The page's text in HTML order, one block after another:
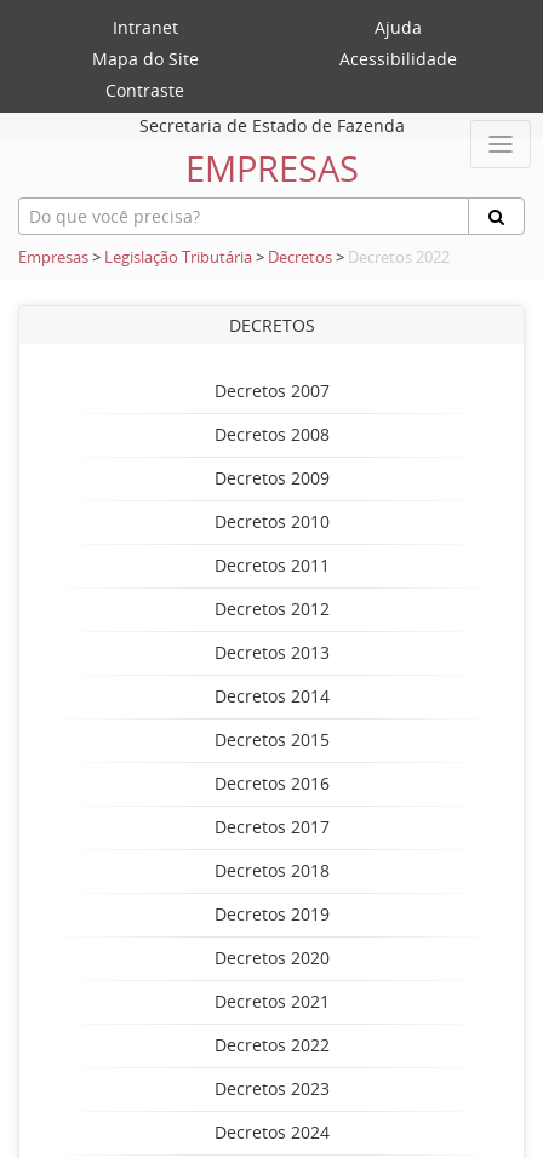
Intranet
Ajuda
Mapa do Site
Acessibilidade
Contraste
Secretaria de Estado de Fazenda
EMPRESAS
Empresas> Legislação Tributária> Decretos> Decretos 2022
DECRETOS
Decretos 2007
Decretos 2008
Decretos 2009
Decretos 2010
Decretos 2011
Decretos 2012
Decretos 2013
Decretos 2014
Decretos 2015
Decretos 2016
Decretos 2017
Decretos 2018
Decretos 2019
Decretos 2020
Decretos 2021
Decretos 2022
Decretos 2023
Decretos 2024